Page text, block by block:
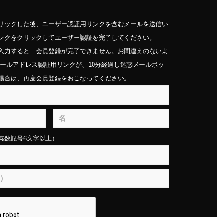
ックした後、ユーザー認証用リンクを含むメールを送信い
クをクリックしてユーザー認証を完了してください。
力すると、会員登録が完了できません。お間違えのないよ
ルアドレス認証用リンクが、10分経過し迷惑メールボッ
合は、再度会員登録をおこなってください。
記号6文字以上）